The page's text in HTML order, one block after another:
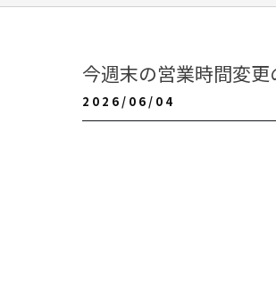
今週末の営業時間変更
2026/06/04